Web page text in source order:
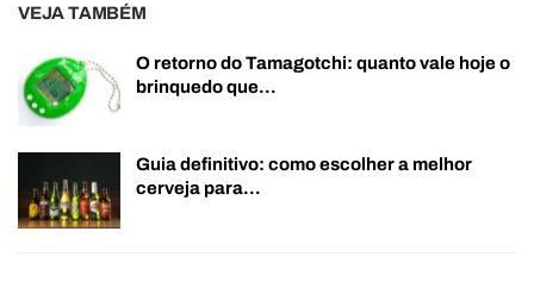
VEJA TAMBÉM
O retorno do Tamagotchi: quanto vale hoje o
brinquedo que…
Guia definitivo: como escolher a melhor
cerveja para…